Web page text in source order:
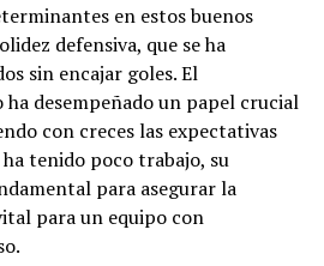
en estos buenos
defensiva, que se ha
sin encajar goles. El
ha desempeñado un papel crucial
con creces las expectativas
tenido poco trabajo, su
para asegurar la
para un equipo con